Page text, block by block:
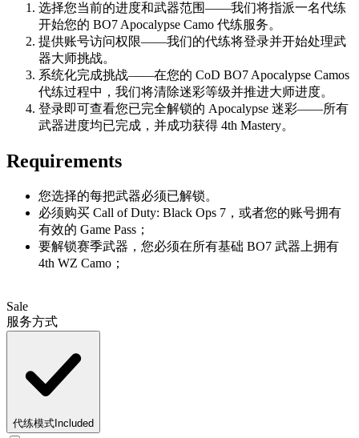
选择您当前的进度和武器范围——我们将指派一名代练
开始您的 BO7 Apocalypse Camo 代练服务。
提供账号访问权限——我们的代练将登录并开始处理武
器大师挑战。
系统化完成挑战——在您的 CoD BO7 Apocalypse Camos
代练过程中，我们将清除迷彩等级并推进大师进度。
登录即可查看您已完全解锁的 Apocalypse 迷彩——所有
武器进度均已完成，并成功获得 4th Mastery。
Requirements
您选择的每把武器必须已解锁。
必须购买 Call of Duty: Black Ops 7，或者您的账号拥有
有效的 Game Pass；
要解锁赛季武器，您必须在所有基础 BO7 武器上拥有
4th WZ Camo；
Sale
服务方式
代练模式 Included